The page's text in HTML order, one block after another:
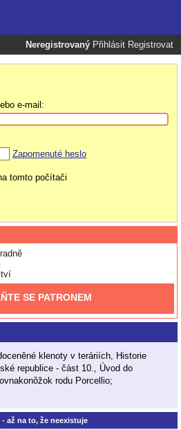
Neregistrovaný Přihlásit Registrovat
e-mail:
Zapomenuté heslo
tomto počítači
SE PATRONEM
klenoty v teráriích, Historie
republice - část 10., Úvod do
rodu Porcellio;
až na to, že neexistuje